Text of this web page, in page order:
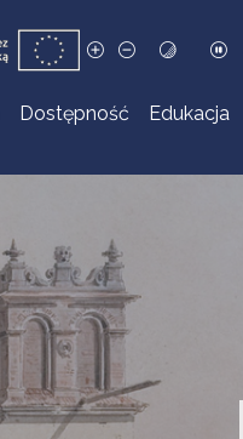
Dostępność Edukacja